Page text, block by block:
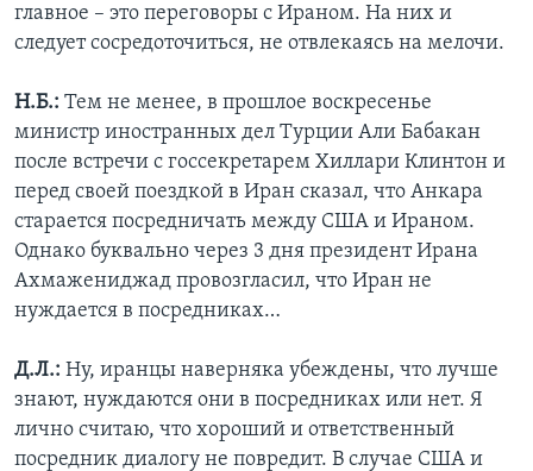
главное – это переговоры с Ираном. На них и
следует сосредоточиться, не отвлекаясь на мелочи.
Н.Б.: Тем не менее, в прошлое воскресенье
министр иностранных дел Турции Али Бабакан
после встречи с госсекретарем Хиллари Клинтон и
перед своей поездкой в Иран сказал, что Анкара
старается посредничать между США и Ираном.
Однако буквально через 3 дня президент Ирана
Ахмажениджад провозгласил, что Иран не
нуждается в посредниках…
Д.Л.: Ну, иранцы наверняка убеждены, что лучше
знают, нуждаются они в посредниках или нет. Я
лично считаю, что хороший и ответственный
посредник диалогу не повредит. В случае США и